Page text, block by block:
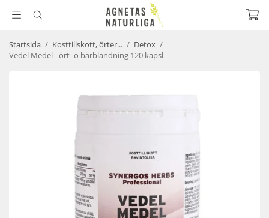
Startsida / Kosttillskott, örter... / Detox /
Vedel Medel - ört- o bärblandning 120 kapsl